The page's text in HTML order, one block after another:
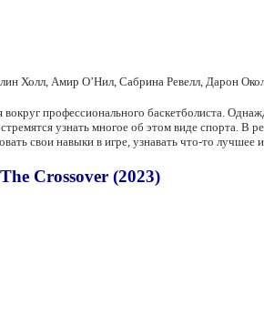
Холл, Амир О’Нил, Сабрина Ревелл, Дарон
вокруг профессионального баскетболиста.
узнать многое об этом виде спорта. В
свои навыки в игре, узнавать что-то
Crossover (2023)